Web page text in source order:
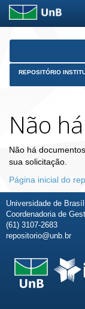
Skip
REPOSITÓRIO
Não
Não há
sua solicitação.
Página inicial do
Universidade de
Coordenadoria de
(61) 3107-2683
repositorio@unb.br